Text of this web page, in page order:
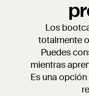
Los
totalmente
Puedes
mientras
Es una